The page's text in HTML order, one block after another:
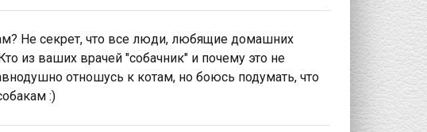
Не секрет, что все люди, любящие домашних
из ваших врачей "собачник" и почему это не
отношусь к котам, но боюсь подумать, что
:)